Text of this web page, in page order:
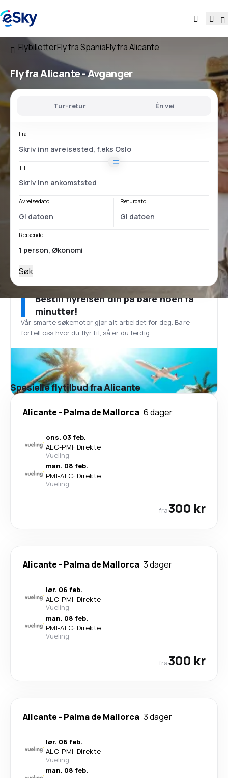
FlybilletterFly fra SpaniaFly fra Alicante
Flyfra Alicante- Avganger
Tur-retur Én vei
Fra
Til
Avreisedato Returdato
Reisende
Søk
Bestill flyreisen din på bare noen få
minutter!
Vår smarte søkemotor gjør alt arbeidet for deg. Bare
fortell oss hvor du flyr til, så er du ferdig.
Spesielle flytilbud fra Alicante
Alicante - Palma de Mallorca 6 dager
ons. 03 feb.
ALC-PMI· Direkte
Vueling
man. 08 feb.
PMI-ALC· Direkte
Vueling
fra300 kr
Alicante - Palma de Mallorca 3 dager
lør. 06 feb.
ALC-PMI· Direkte
Vueling
man. 08 feb.
PMI-ALC· Direkte
Vueling
fra300 kr
Alicante - Palma de Mallorca 3 dager
lør. 06 feb.
ALC-PMI· Direkte
Vueling
man. 08 feb.